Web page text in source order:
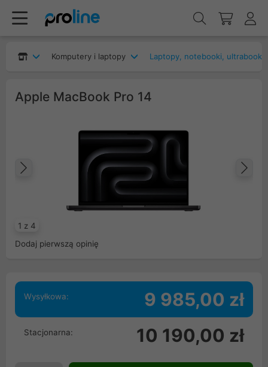
Komputery i laptopy Laptopy, notebooki, ultrabooki
Apple MacBook Pro 14
1 z 4
Poprzedni
Dodaj pierwszą opinię
Wysyłkowa: 9 985,00 zł
Stacjonarna: 10 190,00 zł